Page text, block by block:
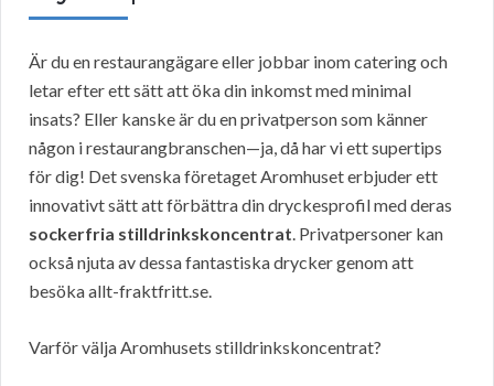
Är du en restaurangägare eller jobbar inom catering och
letar efter ett sätt att öka din inkomst med minimal
insats? Eller kanske är du en privatperson som känner
någon i restaurangbranschen—ja, då har vi ett supertips
för dig! Det svenska företaget Aromhuset erbjuder ett
innovativt sätt att förbättra din dryckesprofil med deras
sockerfria stilldrinkskoncentrat. Privatpersoner kan
också njuta av dessa fantastiska drycker genom att
besöka allt-fraktfritt.se.
Varför välja Aromhusets stilldrinkskoncentrat?